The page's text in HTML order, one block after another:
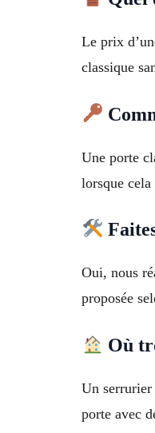
Le prix
classique
Une porte
lorsque cela
Oui, nous
proposée
Où
Un
porte avec